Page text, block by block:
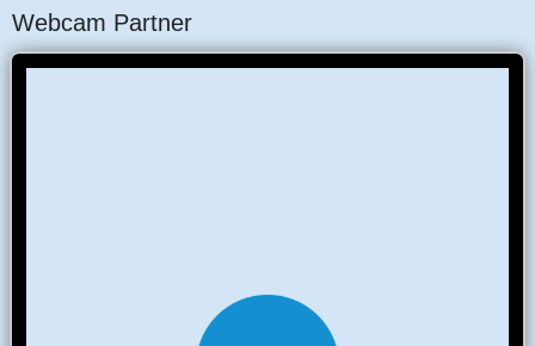
Webcam Partner